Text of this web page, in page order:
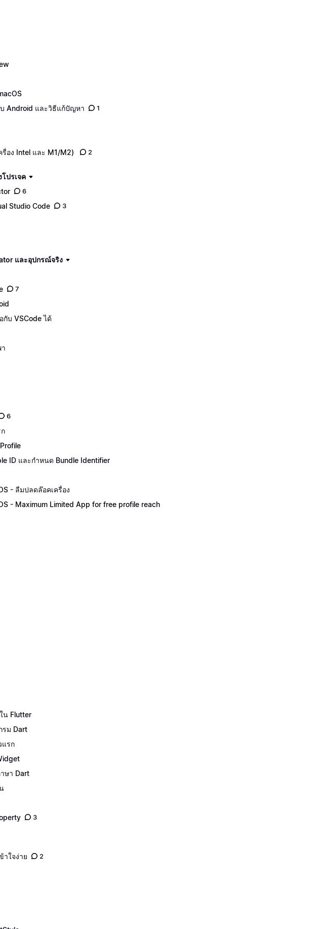
Android และวิธีแก้ปัญหา
1
อง Intel และ M1/M2)
2
ปรเจค
6
Studio Code 3
และอุปกรณ์จริง
7
กับ VSCode ได้
6
ID และกำหนด Bundle Identifier
- ลืมปลดล๊อคเครื่อง
- Maximum Limited App for free profile reach
น Flutter
รม Dart
แรก
ษา Dart
3
ใจง่าย
2